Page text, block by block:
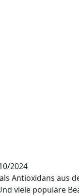
2024
Antioxidans aus
viele populäre